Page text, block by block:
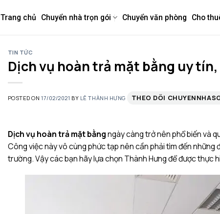
Trang chủ Chuyển nhà trọn gói Chuyển văn phòng Cho
TIN TỨC
Dịch vụ hoàn trả mặt bằng uy
POSTED ON17/02/2021 BY LÊ THÀNH HƯNG THEO DÕI
Dịch vụ hoàn trả mặt bằngngày càng trở nên phổ biến và
Công việc này vô cùng phức tạp nên cần phải tìm đến những
trường. Vậy các bạn hãy lựa chọn Thành Hưng để được thực